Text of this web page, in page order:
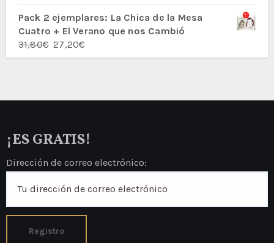
5
Pack 2 ejemplares: La Chica de la Mesa
Cuatro + El Verano que nos Cambió
31,80€ El
precio
31,80€.
27,20€
precio
27,20€.
¡ES GRATIS!
Dirección de correo electrónico: